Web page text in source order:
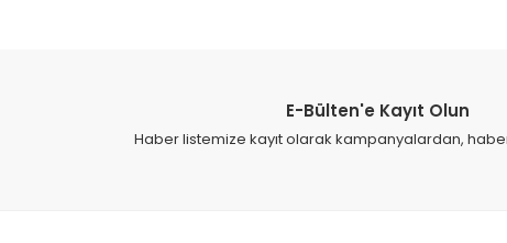
Ürün fiyatı diğer sitelerden daha pahalı.
E-Bülten'e Kayıt Olun
Haber listemize kayıt olarak kampanyalardan,